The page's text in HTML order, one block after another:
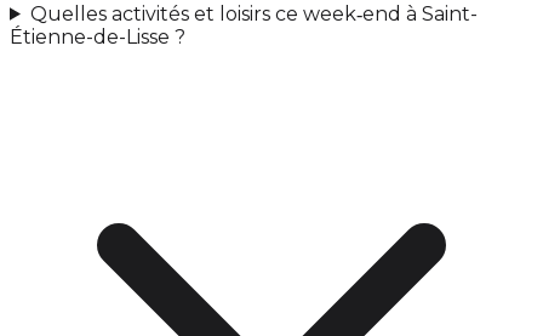
Quelles activités et loisirs ce week‑end à Saint-
Étienne-de-Lisse ?